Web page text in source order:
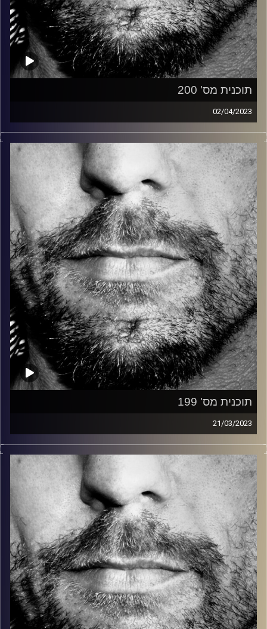
תוכנית מס' 200
02/04/2023
זיפים, מוזיקה מחוספסת של הופעות חיות. הרבה ג'אם, רוק,
בלוז, bluegrass, ג'אז, Fאנק, פרוגרסיב ואפילו אלקטרוניקה.
כל מה שחי, אמיתי ונושם.
עם שמוליק רגב.
קרדיט תמונות: David Goehring
תוכנית מס' 199
21/03/2023
זיפים, מוזיקה מחוספסת של הופעות חיות. הרבה ג'אם, רוק,
בלוז, bluegrass, ג'אז, Fאנק, פרוגרסיב ואפילו אלקטרוניקה.
כל מה שחי, אמיתי ונושם.
עם שמוליק רגב.
קרדיט תמונות: David Goehring